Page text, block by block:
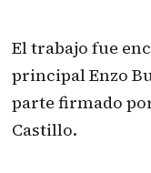
El trabajo fue
principal Enzo
parte firmado
Castillo.